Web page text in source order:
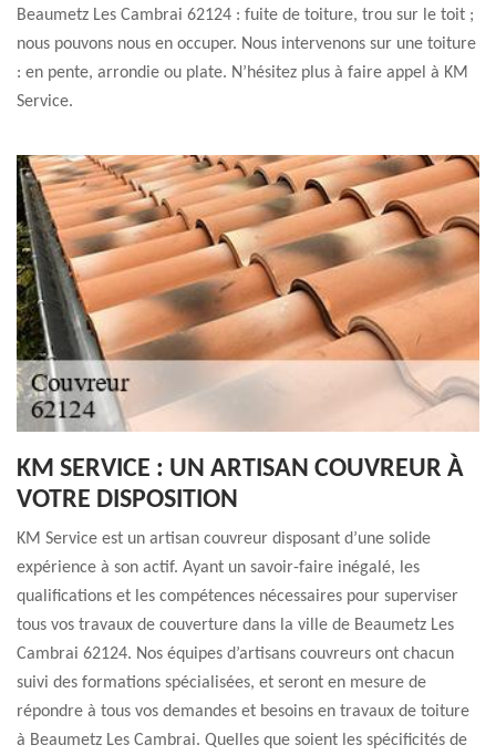
Beaumetz Les Cambrai 62124 : fuite de toiture, trou sur le toit ;
nous pouvons nous en occuper. Nous intervenons sur une toiture
: en pente, arrondie ou plate. N’hésitez plus à faire appel à KM
Service.
KM SERVICE : UN ARTISAN COUVREUR À
VOTRE DISPOSITION
KM Service est un artisan couvreur disposant d’une solide
expérience à son actif. Ayant un savoir-faire inégalé, les
qualifications et les compétences nécessaires pour superviser
tous vos travaux de couverture dans la ville de Beaumetz Les
Cambrai 62124. Nos équipes d’artisans couvreurs ont chacun
suivi des formations spécialisées, et seront en mesure de
répondre à tous vos demandes et besoins en travaux de toiture
à Beaumetz Les Cambrai. Quelles que soient les spécificités de